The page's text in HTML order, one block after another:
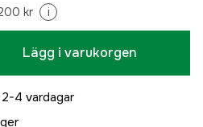
kr i
Lägg i varukorgen
4 vardagar